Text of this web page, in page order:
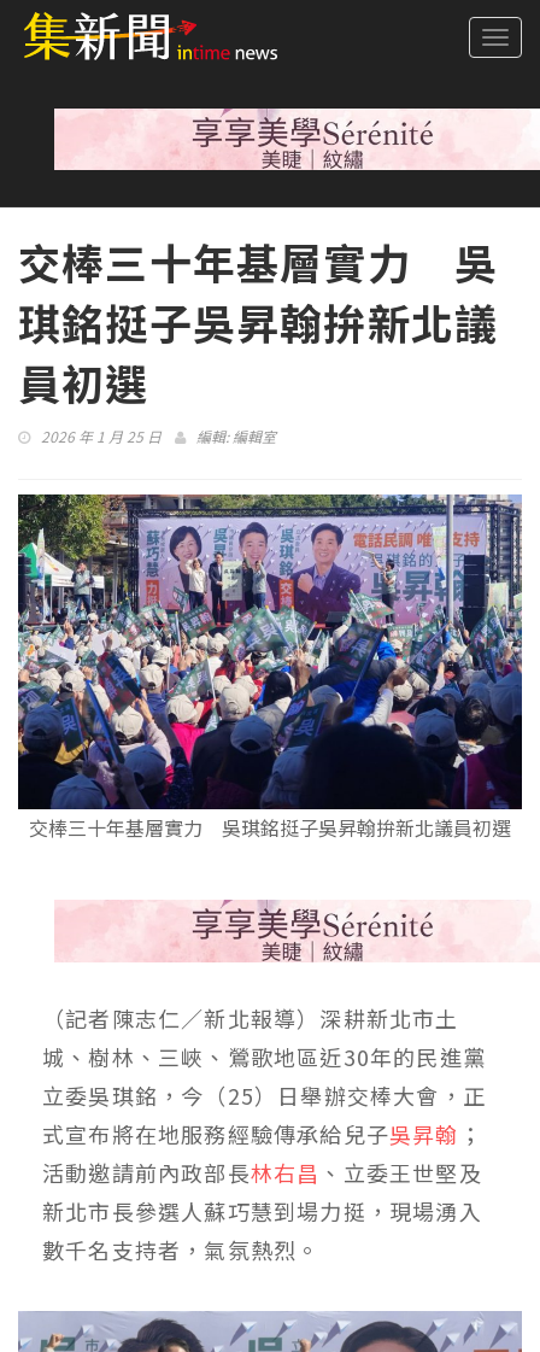
交棒三十年基層實力 吳
琪銘挺子吳昇翰拚新北議
員初選
2026 年 1 月 25 日 編輯:編輯室
交棒三十年基層實力 吳琪銘挺子吳昇翰拚新北議員初選
（記者陳志仁／新北報導）深耕新北市土
城、樹林、三峽、鶯歌地區近30年的民進黨
立委吳琪銘，今（25）日舉辦交棒大會，正
式宣布將在地服務經驗傳承給兒子吳昇翰 ；
活動邀請前內政部長林右昌 、立委王世堅及
新北市長參選人蘇巧慧到場力挺，現場湧入
數千名支持者，氣氛熱烈。